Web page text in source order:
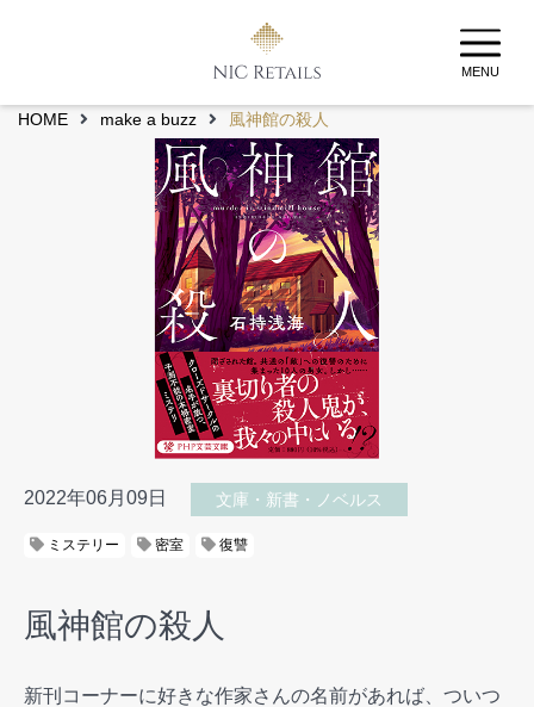
MENU
HOME make a buzz 風神館の殺人
2022年06月09日 文庫・新書・ノベルス
ミステリー 密室 復讐
風神館の殺人
新刊コーナーに好きな作家さんの名前があれば、ついつ